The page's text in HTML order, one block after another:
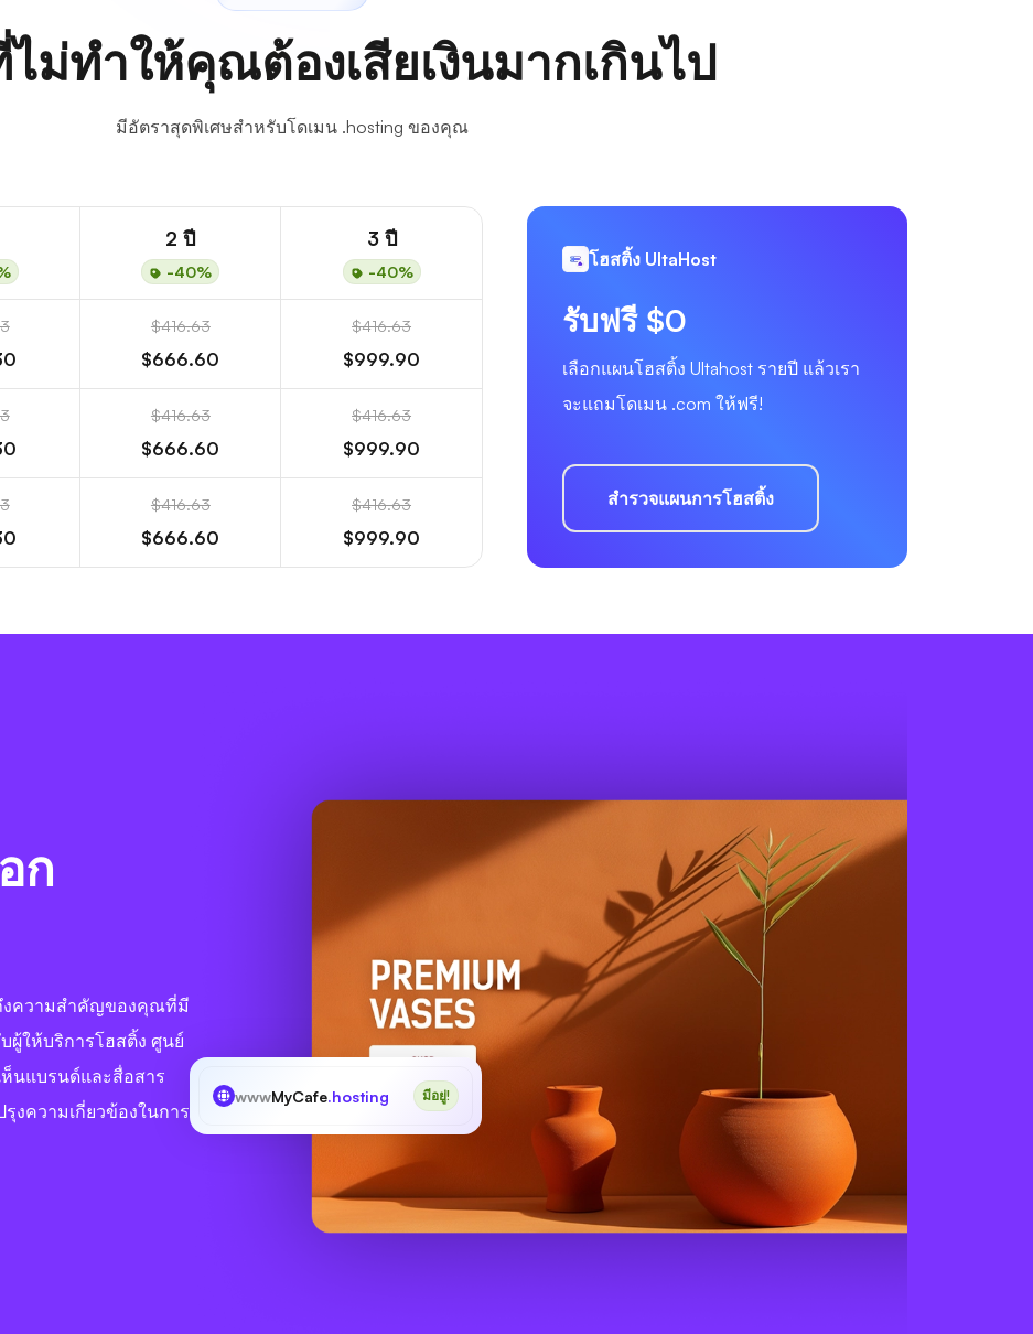
ม่ทำให้คุณต้องเสียเงินมากเกินไป
มีอัตราสุดพิเศษสำหรับโดเมน .hosting ของคุณ
2 ปี
-40%
3 ปี
-40%
$416.63
$666.60
$416.63
$999.90
$416.63
$666.60
$416.63
$999.90
$416.63
$666.60
$416.63
$999.90
โฮสติ้ง UltaHost
รับฟรี $0
เลือกแผนโฮสติ้ง Ultahost รายปี แล้วเรา
จะแถมโดเมน .com ให้ฟรี!
สำรวจแผนการโฮสติ้ง
ก
ถึงความสำคัญของคุณที่มี
ผู้ให้บริการโฮสติ้ง ศูนย์
นแบรนด์และสื่อสาร
งความเกี่ยวข้องในการ
wwwMyCafe.hosting มีอยู่!